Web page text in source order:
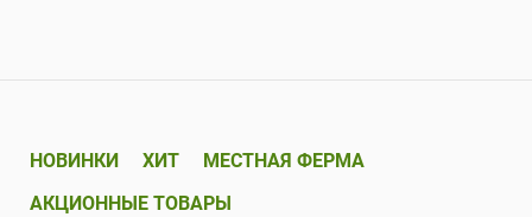
НОВИНКИ ХИТ
МЕСТНАЯ ФЕРМА
АКЦИОННЫЕ ТОВАРЫ